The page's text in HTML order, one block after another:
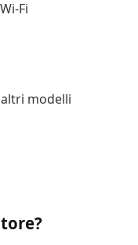
Fi
modelli